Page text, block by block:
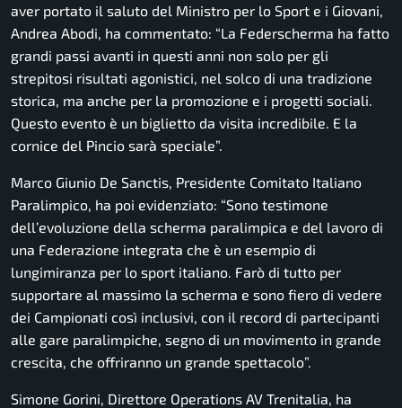
aver portato il saluto del Ministro per lo Sport e i Giovani,
Andrea Abodi, ha commentato: “La Federscherma ha fatto
grandi passi avanti in questi anni non solo per gli
strepitosi risultati agonistici, nel solco di una tradizione
storica, ma anche per la promozione e i progetti sociali.
Questo evento è un biglietto da visita incredibile. E la
cornice del Pincio sarà speciale”.
Marco Giunio De Sanctis, Presidente Comitato Italiano
Paralimpico, ha poi evidenziato: “Sono testimone
dell’evoluzione della scherma paralimpica e del lavoro di
una Federazione integrata che è un esempio di
lungimiranza per lo sport italiano. Farò di tutto per
supportare al massimo la scherma e sono fiero di vedere
dei Campionati così inclusivi, con il record di partecipanti
alle gare paralimpiche, segno di un movimento in grande
crescita, che offriranno un grande spettacolo”.
Simone Gorini, Direttore Operations AV Trenitalia, ha